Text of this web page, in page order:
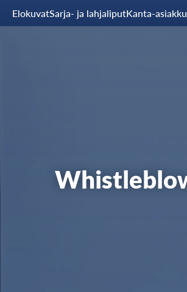
ElokuvatSarja- ja lahjaliputKanta-